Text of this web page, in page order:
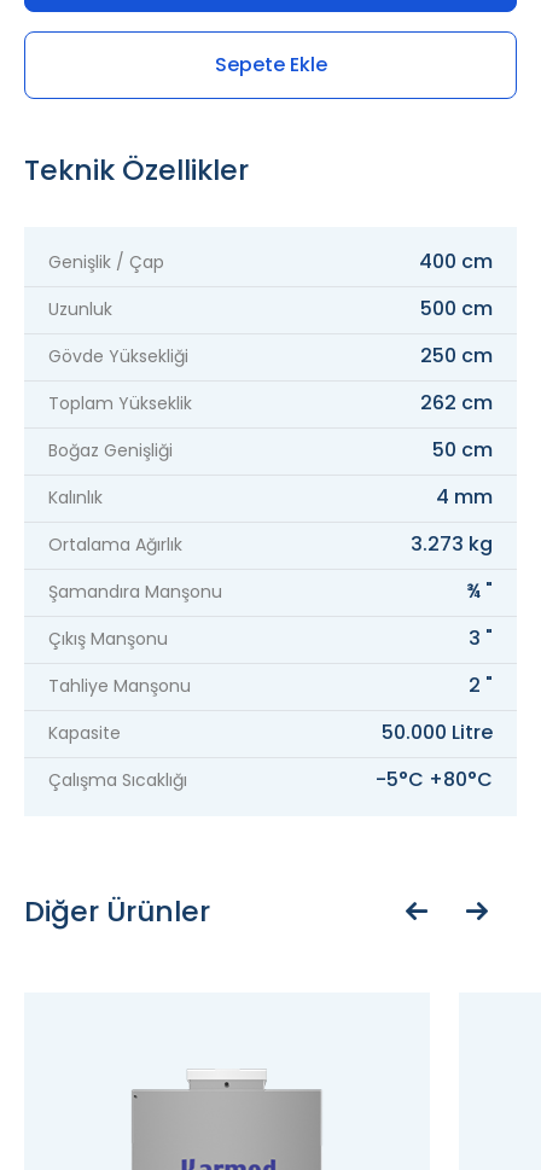
Sepete Ekle
Teknik Özellikler
Genişlik / Çap 400 cm
Uzunluk 500 cm
Gövde Yüksekliği 250 cm
Toplam Yükseklik 262 cm
Boğaz Genişliği 50 cm
Kalınlık 4 mm
Ortalama Ağırlık 3.273 kg
Şamandıra Manşonu ¾ "
Çıkış Manşonu 3 "
Tahliye Manşonu 2 "
Kapasite 50.000 Litre
Çalışma Sıcaklığı -5°C +80°C
Diğer Ürünler